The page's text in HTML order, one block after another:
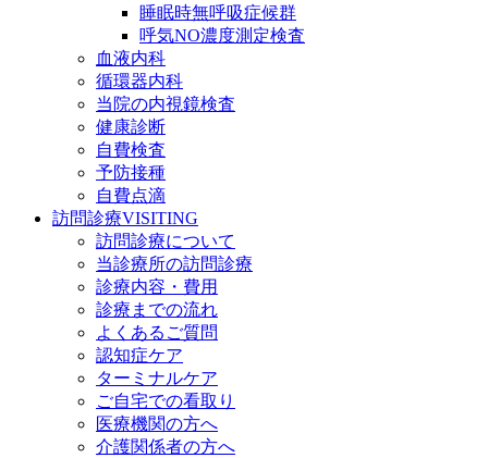
睡眠時無呼吸症候群
呼気NO濃度測定検査
血液内科
循環器内科
当院の内視鏡検査
健康診断
自費検査
予防接種
自費点滴
訪問診療VISITING
訪問診療について
当診療所の訪問診療
診療内容・費用
診療までの流れ
よくあるご質問
認知症ケア
ターミナルケア
ご自宅での看取り
医療機関の方へ
介護関係者の方へ